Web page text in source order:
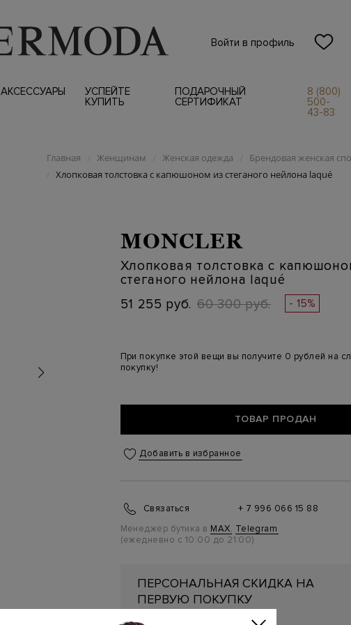
Войти в профиль
АКСЕССУАРЫ
УСПЕЙТЕ
КУПИТЬ
ПОДАРОЧНЫЙ
СЕРТИФИКАТ
8 (800)
500-
43-83
Главная / Женщинам / Женская одежда / Брендовая женская
/ Хлопковая толстовка с капюшоном из стеганого нейлона laqué
MONCLER
Хлопковая толстовка с
стеганого нейлона laqué
51 255 руб. 60 300 руб. - 15%
При покупке этой вещи вы получите 0 рублей на
покупку!
ТОВАР ПРОДАН
Добавить в избранное
Связаться
+ 7 996 066 15 88
Менеджер бутика в MAX, Telegram
(ежедневно с 10:00 до 21:00)
ПЕРСОНАЛЬНАЯ СКИДКА НА
ПЕРВУЮ ПОКУПКУ
Подробнее